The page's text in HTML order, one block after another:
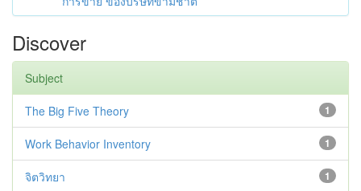
Discover
Subject
1
The Big Five Theory
1
Work Behavior Inventory
1
จิตวิทยา